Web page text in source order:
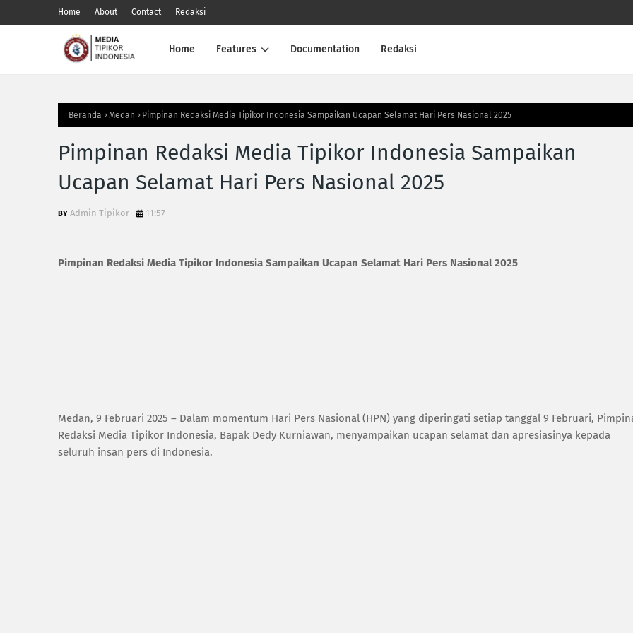
Home About Contact Redaksi
Home Features Documentation Redaksi
Beranda Medan Pimpinan Redaksi Media Tipikor Indonesia Sampaikan Ucapan Selamat Hari Pers Nasional 2025
Pimpinan Redaksi Media Tipikor Indonesia Sampaikan
Ucapan Selamat Hari Pers Nasional 2025
Admin Tipikor 11:57
Pimpinan Redaksi Media Tipikor Indonesia Sampaikan Ucapan Selamat Hari Pers Nasional 2025
Medan, 9 Februari 2025 – Dalam momentum Hari Pers Nasional (HPN) yang diperingati setiap tanggal 9 Februari,
Redaksi Media Tipikor Indonesia, Bapak Dedy Kurniawan, menyampaikan ucapan selamat dan apresiasinya kepada
seluruh insan pers di Indonesia.